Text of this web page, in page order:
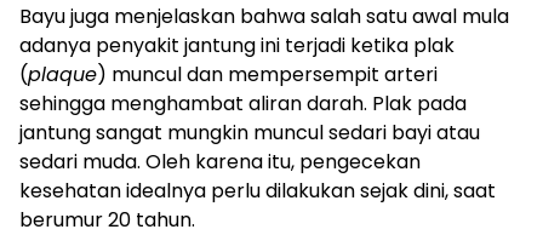
Bayu juga menjelaskan bahwa salah satu awal mula
adanya penyakit jantung ini terjadi ketika plak
(plaque) muncul dan mempersempit arteri
sehingga menghambat aliran darah. Plak pada
jantung sangat mungkin muncul sedari bayi atau
sedari muda. Oleh karena itu, pengecekan
kesehatan idealnya perlu dilakukan sejak dini, saat
berumur 20 tahun.